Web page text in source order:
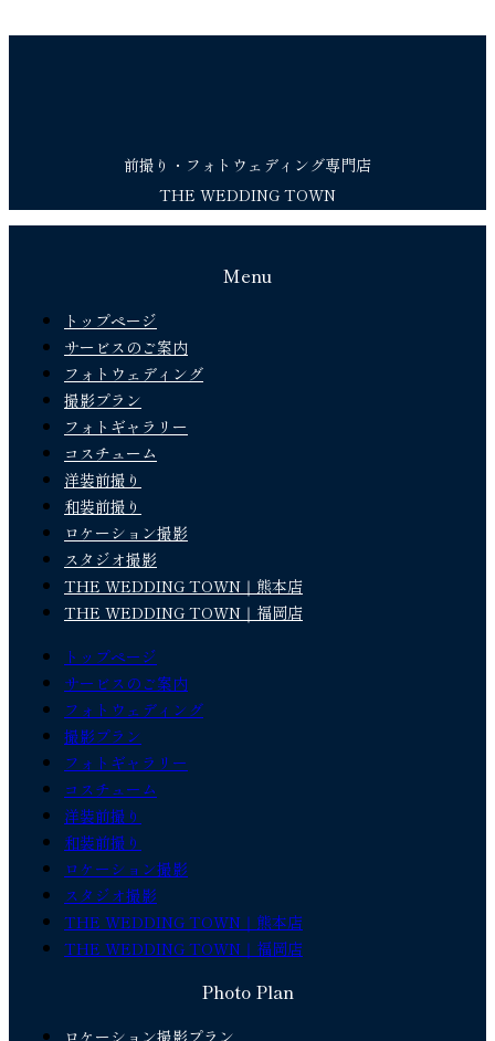
前撮り・フォトウェディング専門店
THE WEDDING TOWN
Menu
トップページ
サービスのご案内
フォトウェディング
撮影プラン
フォトギャラリー
コスチューム
洋装前撮り
和装前撮り
ロケーション撮影
スタジオ撮影
THE WEDDING TOWN｜熊本店
THE WEDDING TOWN｜福岡店
トップページ
サービスのご案内
フォトウェディング
撮影プラン
フォトギャラリー
コスチューム
洋装前撮り
和装前撮り
ロケーション撮影
スタジオ撮影
THE WEDDING TOWN｜熊本店
THE WEDDING TOWN｜福岡店
Photo Plan